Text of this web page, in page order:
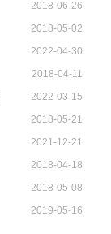
2018-06-26
2018-05-02
2022-04-30
2018-04-11
2022-03-15
2018-05-21
2021-12-21
2018-04-18
2018-05-08
2019-05-16